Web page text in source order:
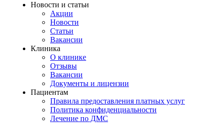
Новости и статьи
Акции
Новости
Статьи
Вакансии
Клиника
О клинике
Отзывы
Вакансии
Документы и лицензии
Пациентам
Правила предоставления платных услуг
Политика конфиденциальности
Лечение по ДМС